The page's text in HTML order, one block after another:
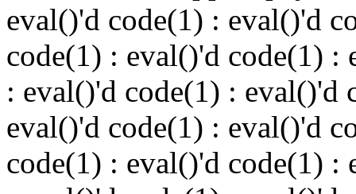
eval()'d code(1) : eval()'d
code(1) : eval()'d code(1) :
: eval()'d code(1) : eval()'d
eval()'d code(1) : eval()'d
code(1) : eval()'d code(1) :